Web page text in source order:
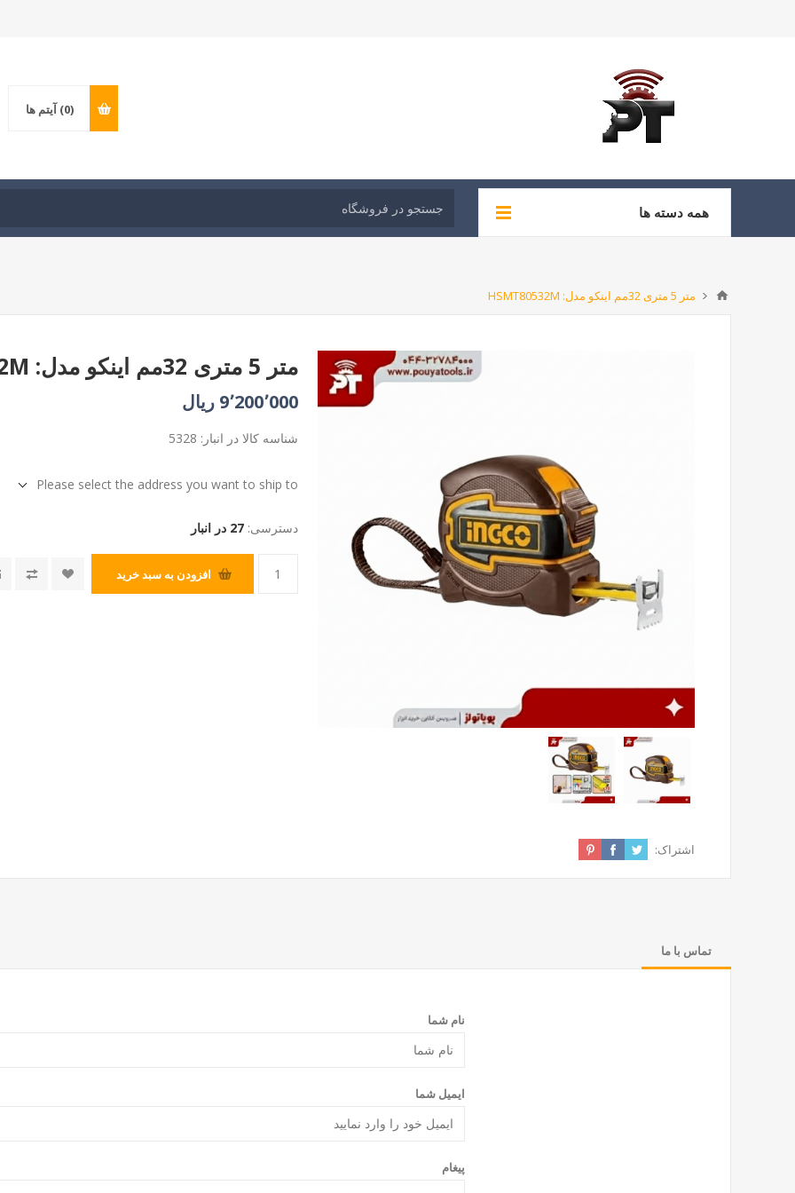
(0) آیتم ها
همه دسته ها
متر 5 متری 32مم اینکو مدل: HSMT80532M
متر 5 متری 32مم اینکو مدل: HSMT80532M
9٬200٬000 ریال
شناسه کالا در انبار: 5328
Please select the address you want to ship to
دسترسی: 27 در انبار
افزودن به سبد خرید
اشتراک:
تماس با ما
نام شما
ایمیل شما
پیغام